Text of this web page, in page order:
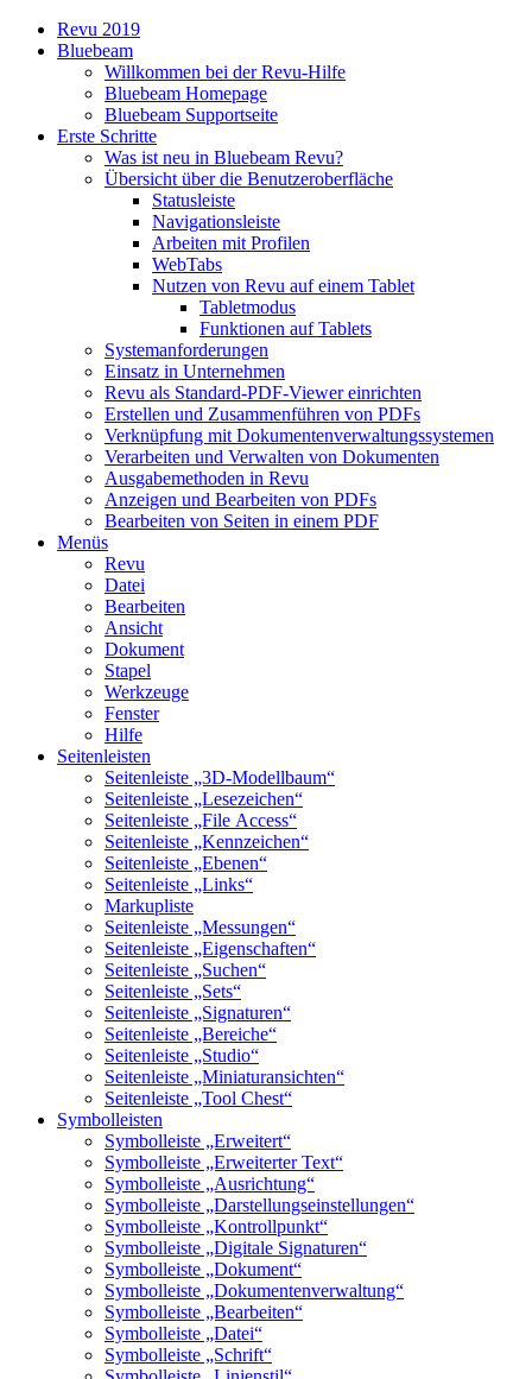
Revu 2019
Bluebeam
Willkommen bei der Revu-Hilfe
Bluebeam Homepage
Bluebeam Supportseite
Erste Schritte
Was ist neu in Bluebeam Revu?
Übersicht über die Benutzeroberfläche
Statusleiste
Navigationsleiste
Arbeiten mit Profilen
WebTabs
Nutzen von Revu auf einem Tablet
Tabletmodus
Funktionen auf Tablets
Systemanforderungen
Einsatz in Unternehmen
Revu als Standard-PDF-Viewer einrichten
Erstellen und Zusammenführen von PDFs
Verknüpfung mit Dokumentenverwaltungssystemen
Verarbeiten und Verwalten von Dokumenten
Ausgabemethoden in Revu
Anzeigen und Bearbeiten von PDFs
Bearbeiten von Seiten in einem PDF
Menüs
Revu
Datei
Bearbeiten
Ansicht
Dokument
Stapel
Werkzeuge
Fenster
Hilfe
Seitenleisten
Seitenleiste „3D-Modellbaum“
Seitenleiste „Lesezeichen“
Seitenleiste „File Access“
Seitenleiste „Kennzeichen“
Seitenleiste „Ebenen“
Seitenleiste „Links“
Markupliste
Seitenleiste „Messungen“
Seitenleiste „Eigenschaften“
Seitenleiste „Suchen“
Seitenleiste „Sets“
Seitenleiste „Signaturen“
Seitenleiste „Bereiche“
Seitenleiste „Studio“
Seitenleiste „Miniaturansichten“
Seitenleiste „Tool Chest“
Symbolleisten
Symbolleiste „Erweitert“
Symbolleiste „Erweiterter Text“
Symbolleiste „Ausrichtung“
Symbolleiste „Darstellungseinstellungen“
Symbolleiste „Kontrollpunkt“
Symbolleiste „Digitale Signaturen“
Symbolleiste „Dokument“
Symbolleiste „Dokumentenverwaltung“
Symbolleiste „Bearbeiten“
Symbolleiste „Datei“
Symbolleiste „Schrift“